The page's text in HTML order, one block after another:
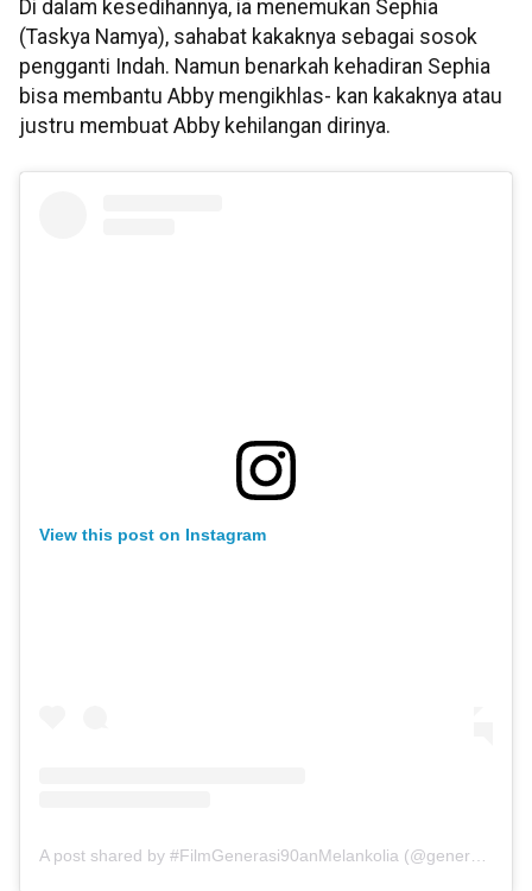
Di dalam kesedihannya, ia menemukan Sephia
(Taskya Namya), sahabat kakaknya sebagai sosok
pengganti Indah. Namun benarkah kehadiran Sephia
bisa membantu Abby mengikhlas- kan kakaknya atau
justru membuat Abby kehilangan dirinya.
View this post on Instagram
A post shared by #FilmGenerasi90anMelankolia (@generasi90anmelankolia)